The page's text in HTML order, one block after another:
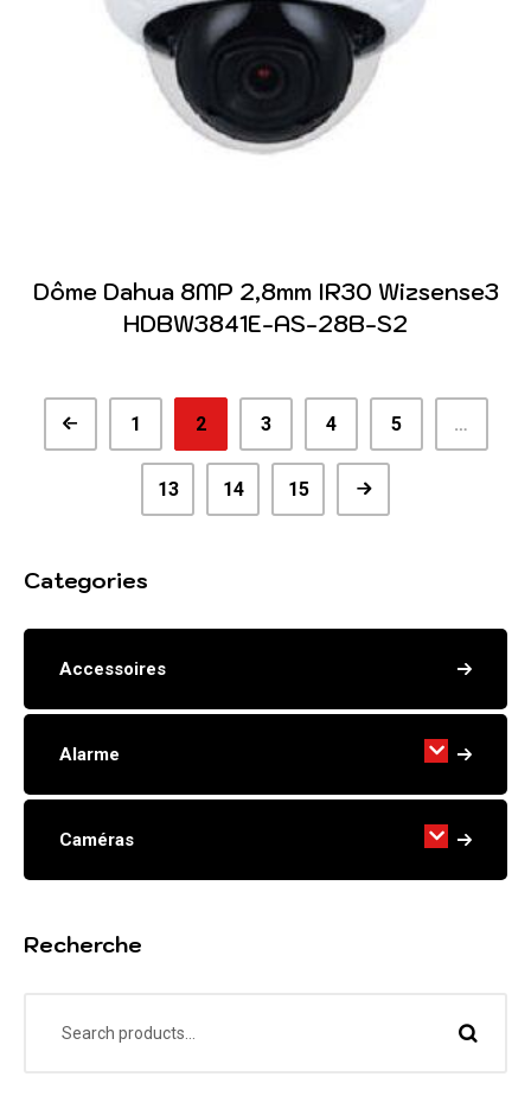
Dôme Dahua 8MP 2,8mm IR30 Wizsense3
HDBW3841E-AS-28B-S2
1 2 3 4 5 …
13 14 15
Categories
Accessoires
Alarme
Caméras
Recherche